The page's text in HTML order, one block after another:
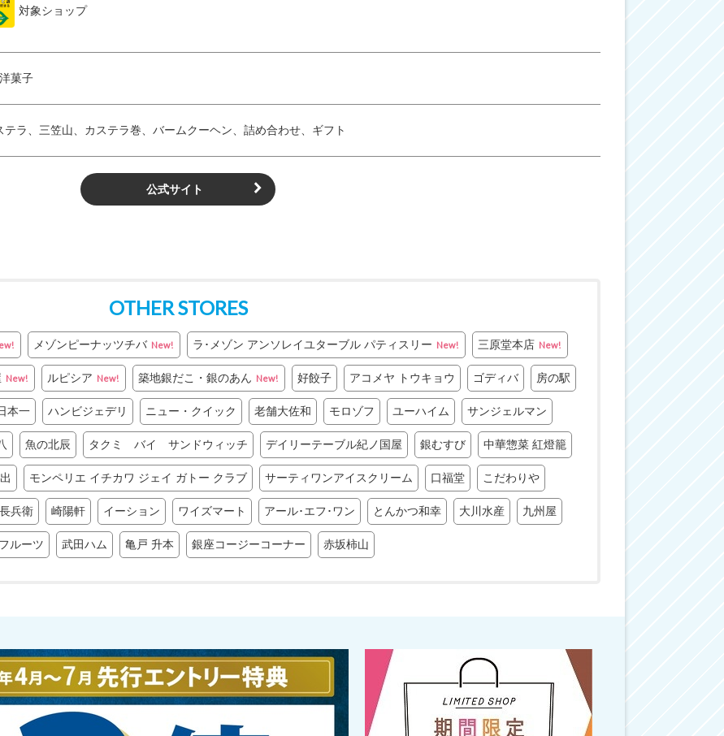
対象ショップ
菓子
テラ、三笠山、カステラ巻、バームクーヘン、詰め合わせ、ギフト
公式サイト
OTHER STORES
メゾンピーナッツチバ New! ラ･メゾン アンソレイユターブル パティスリー New! 三原堂本店 New!
New! ルピシア New! 築地銀だこ・銀のあん New! 好餃子 アコメヤ トウキョウ ゴディバ 房の駅
本一 ハンビジェデリ ニュー・クイック 老舗大佐和 モロゾフ ユーハイム サンジェルマン
魚の北辰 タクミ バイ サンドウィッチ デイリーテーブル紀ノ国屋 銀むすび 中華惣菜 紅燈籠
モンペリエ イチカワ ジェイ ガトー クラブ サーティワンアイスクリーム 口福堂 こだわりや
兵衛 崎陽軒 イーション ワイズマート アール･エフ･ワン とんかつ和幸 大川水産 九州屋
ルーツ 武田ハム 亀戸 升本 銀座コージーコーナー 赤坂柿山